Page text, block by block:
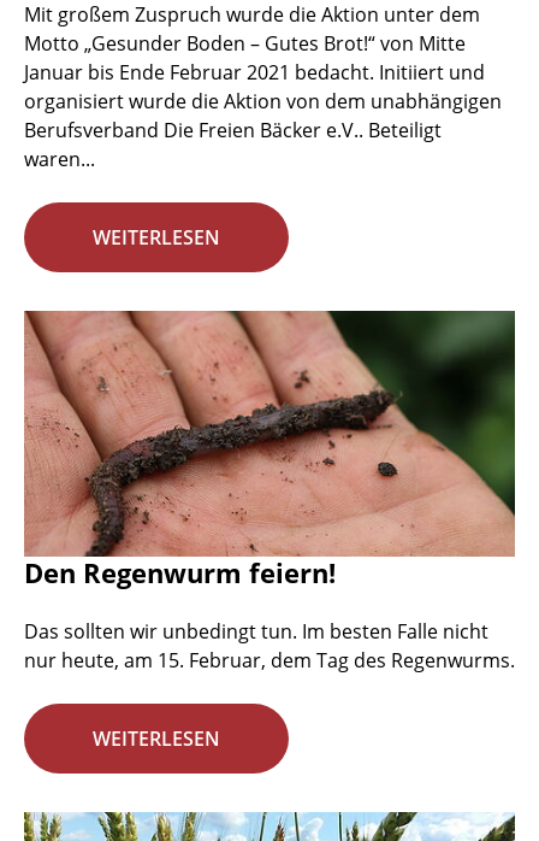
Mit großem Zuspruch wurde die Aktion unter dem
Motto „Gesunder Boden – Gutes Brot!“ von Mitte
Januar bis Ende Februar 2021 bedacht. Initiiert und
organisiert wurde die Aktion von dem unabhängigen
Berufsverband Die Freien Bäcker e.V.. Beteiligt
waren...
WEITERLESEN
Den Regenwurm feiern!
Das sollten wir unbedingt tun. Im besten Falle nicht
nur heute, am 15. Februar, dem Tag des Regenwurms.
WEITERLESEN